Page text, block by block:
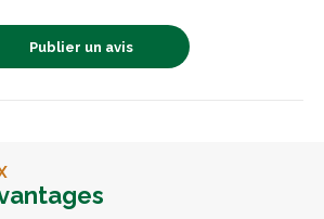
Publier un avis